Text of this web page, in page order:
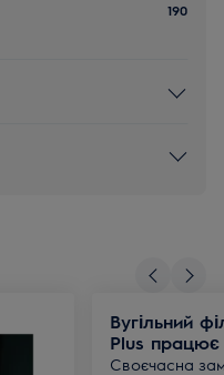
190
Вугільний
Plus працює
Своєчасна